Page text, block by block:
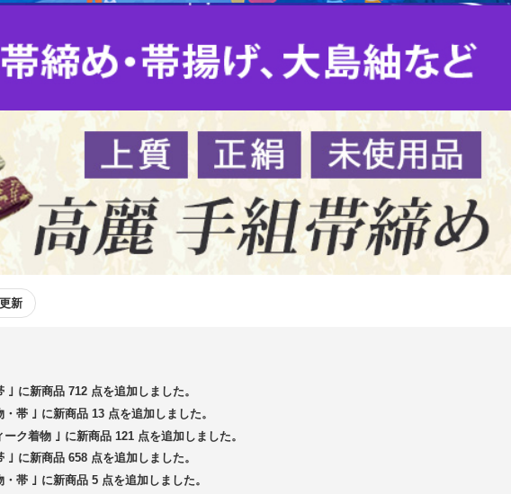
新
｣ に新商品 712 点を追加しました。
・帯 ｣ に新商品 13 点を追加しました。
ーク着物 ｣ に新商品 121 点を追加しました。
｣ に新商品 658 点を追加しました。
・帯 ｣ に新商品 5 点を追加しました。